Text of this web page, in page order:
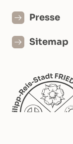
Presse
Sitemap